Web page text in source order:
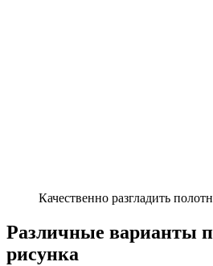
Качественно разгладить
Различные варианты
рисунка